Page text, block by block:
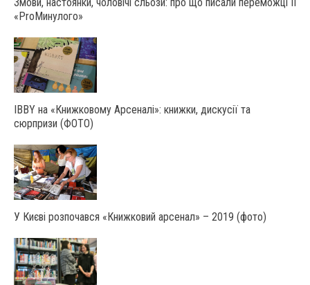
«ProМинулого»
IBBY на «Книжковому Арсеналі»: книжки, дискусії та
сюрпризи (ФОТО)
У Києві розпочався «Книжковий арсенал» – 2019 (фото)